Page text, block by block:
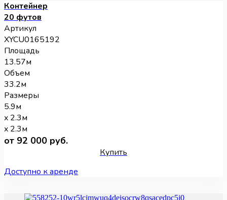
Контейнер
20 футов
Артикул
XYCU0165192
Площадь
13.57м
Объем
33.2м
Размеры
5.9м
x 2.3м
x 2.3м
от 92 000 руб.
Купить
Доступно к аренде